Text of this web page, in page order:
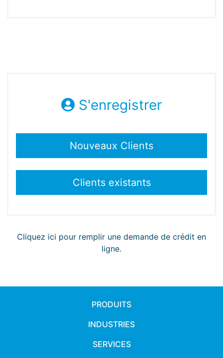
S'enregistrer
Cliquez ici pour remplir une demande de crédit en
ligne.
PRODUITS
INDUSTRIES
SERVICES